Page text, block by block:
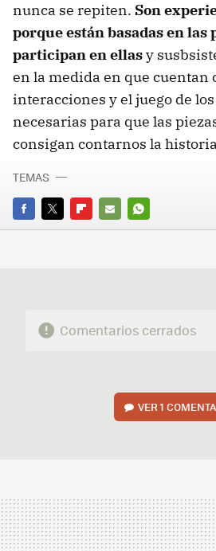
nunca se repiten. Son
porque están basadas en las
participan en ellasy
en la medida en que cuentan
interacciones y el juego de
necesarias para que las
consigan contarnos la
FACEBOOK
TWITTERFLIPBOARD
E-
WHATSAPP
TEMAS
Comentarios cerrados
VER1